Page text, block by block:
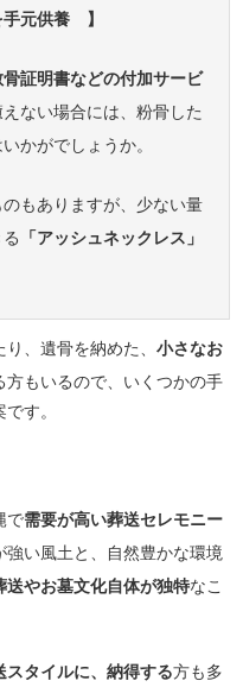
手元供養 】
骨証明書などの付加サービ
ない場合には、粉骨した
かがでしょうか。
のもありますが、少ない量
「アッシュネックレス」
り、遺骨を納めた、小さなお
方もいるので、いくつかの手
す。
で需要が高い葬送セレモニー
い風土と、自然豊かな環境
送やお墓文化自体が独特なこ
スタイルに、納得する方も多